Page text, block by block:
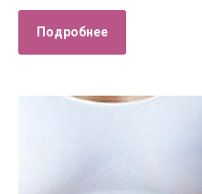
Подробнее